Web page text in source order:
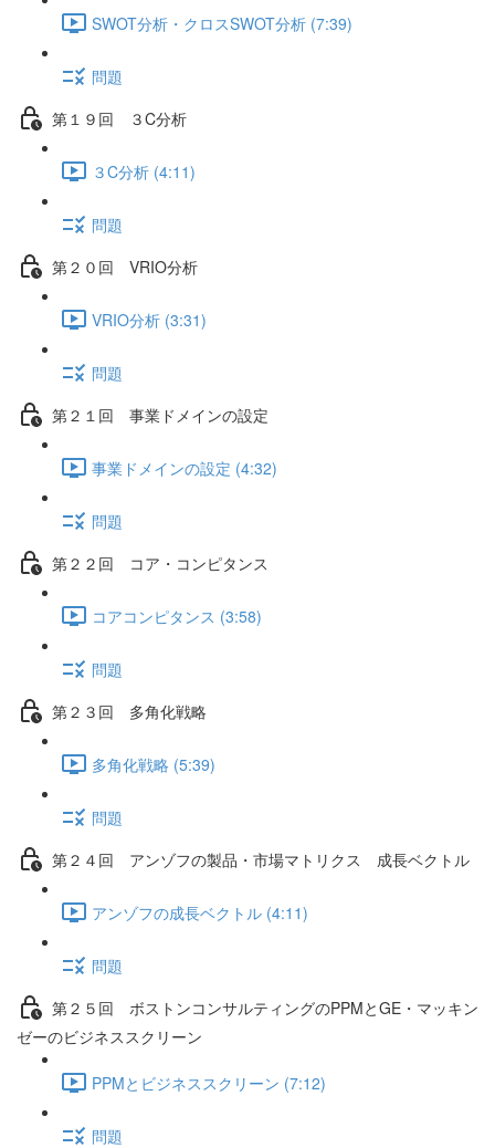
SWOT分析・クロスSWOT分析 (7:39)
問題
第１９回 ３C分析
３C分析 (4:11)
問題
第２０回 VRIO分析
VRIO分析 (3:31)
問題
第２１回 事業ドメインの設定
事業ドメインの設定 (4:32)
問題
第２２回 コア・コンピタンス
コアコンピタンス (3:58)
問題
第２３回 多角化戦略
多角化戦略 (5:39)
問題
第２４回 アンゾフの製品・市場マトリクス 成長ベクトル
アンゾフの成長ベクトル (4:11)
問題
第２５回 ボストンコンサルティングのPPMとGE・マッキン
ゼーのビジネススクリーン
PPMとビジネススクリーン (7:12)
問題